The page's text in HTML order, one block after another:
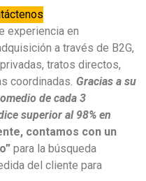
experiencia en
a través de B2G,
tratos directos,
coordinadas. Gracias a su
de cada 3
superior al 98% en
contamos con un
para la búsqueda
del cliente para